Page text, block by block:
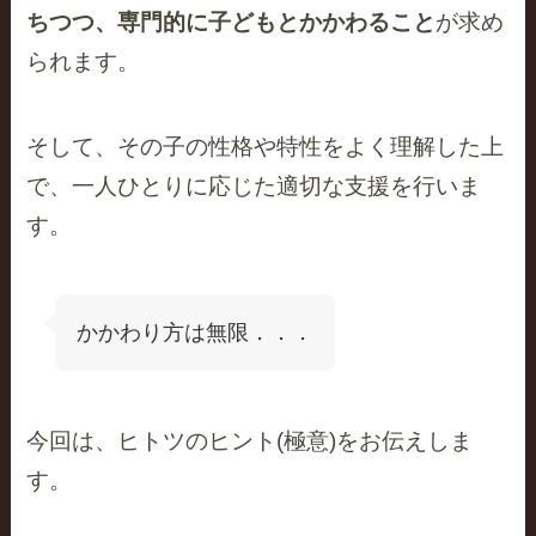
ちつつ、専門的に子どもとかかわることが求め
られます。
そして、その子の性格や特性をよく理解した上
で、一人ひとりに応じた適切な支援を行いま
す。
かかわり方は無限．．．
今回は、ヒトツのヒント(極意)をお伝えしま
す。